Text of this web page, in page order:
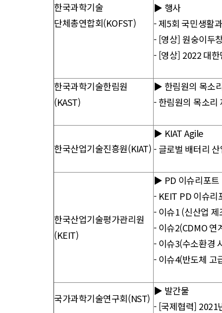
한국과학기술
단체총연합회(KOFST)
▶ 행사
-제5회 국민생활
- [영상] 원숭이두
- [영상] 2022 대
한국과학기술한림원
(KAST)
▶ 한림원의 목소
-한림원의 목소리
한국산업기술진흥원(KIAT)
▶ KIAT Agile
-글로벌 배터리
한국산업기술평가관리원
(KEIT)
▶ PD 이슈리포트
- KEIT PD 이슈
-이슈1 (신산업
-이슈2(CDMO 연
-이슈3(수소환경
-이슈4(반도체 고
국가과학기술연구회(NST)
▶ 발간물
-[국제협력] 2021